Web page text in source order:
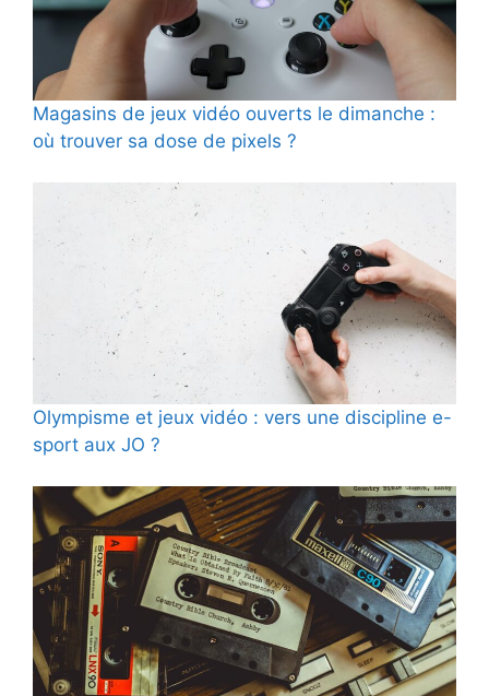
Magasins de jeux vidéo ouverts le dimanche :
où trouver sa dose de pixels ?
Olympisme et jeux vidéo : vers une discipline e-
sport aux JO ?